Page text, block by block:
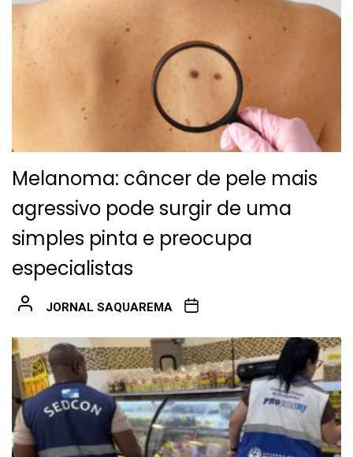
Melanoma: câncer de pele mais
agressivo pode surgir de uma
simples pinta e preocupa
especialistas
JORNAL SAQUAREMA